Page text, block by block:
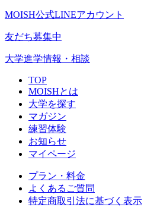
MOISH公式LINEアカウント
友だち募集中
大学進学情報・相談
TOP
MOISHとは
大学を探す
マガジン
練習体験
お知らせ
マイページ
プラン・料金
よくあるご質問
特定商取引法に基づく表示